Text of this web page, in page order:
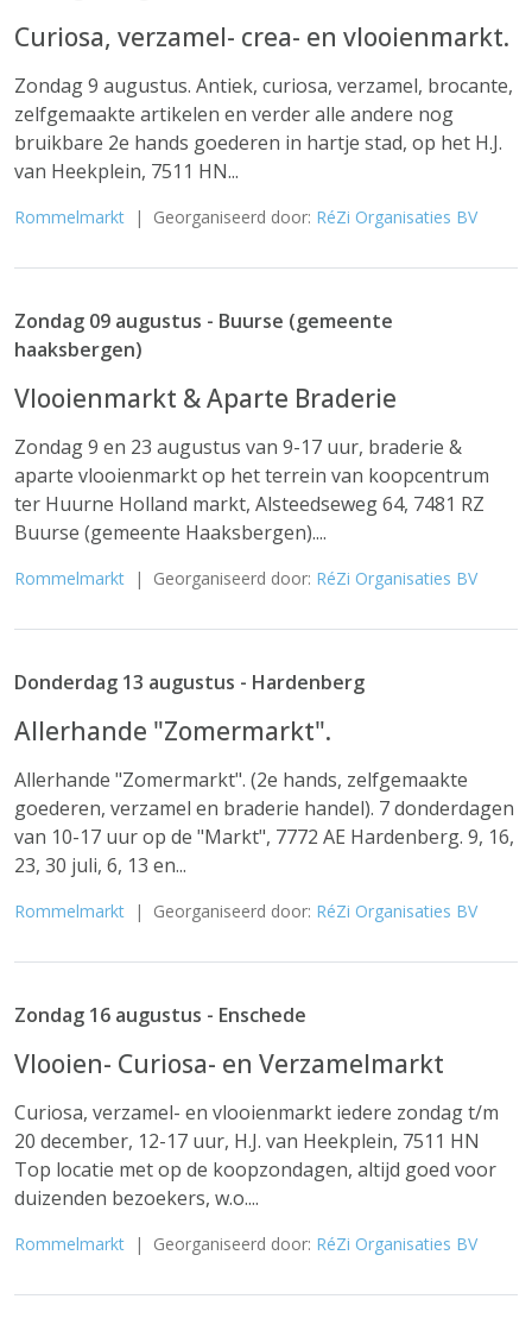
Curiosa, verzamel- crea- en vlooienmarkt.
Zondag 9 augustus. Antiek, curiosa, verzamel, brocante,
zelfgemaakte artikelen en verder alle andere nog
bruikbare 2e hands goederen in hartje stad, op het H.J.
van Heekplein, 7511 HN...
Rommelmarkt | Georganiseerd door: RéZi Organisaties BV
Zondag 09 augustus - Buurse (gemeente
haaksbergen)
Vlooienmarkt & Aparte Braderie
Zondag 9 en 23 augustus van 9-17 uur, braderie &
aparte vlooienmarkt op het terrein van koopcentrum
ter Huurne Holland markt, Alsteedseweg 64, 7481 RZ
Buurse (gemeente Haaksbergen)....
Rommelmarkt | Georganiseerd door: RéZi Organisaties BV
Donderdag 13 augustus - Hardenberg
Allerhande "Zomermarkt".
Allerhande "Zomermarkt". (2e hands, zelfgemaakte
goederen, verzamel en braderie handel). 7 donderdagen
van 10-17 uur op de "Markt", 7772 AE Hardenberg. 9, 16,
23, 30 juli, 6, 13 en...
Rommelmarkt | Georganiseerd door: RéZi Organisaties BV
Zondag 16 augustus - Enschede
Vlooien- Curiosa- en Verzamelmarkt
Curiosa, verzamel- en vlooienmarkt iedere zondag t/m
20 december, 12-17 uur, H.J. van Heekplein, 7511 HN
Top locatie met op de koopzondagen, altijd goed voor
duizenden bezoekers, w.o....
Rommelmarkt | Georganiseerd door: RéZi Organisaties BV